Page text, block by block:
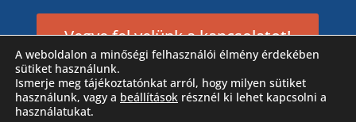
Vegye fel velünk a kapcsolatot!
A weboldalon a minőségi felhasználói élmény érdekében
sütiket használunk.
Ismerje meg tájékoztatónkat arról, hogy milyen sütiket
használunk, vagy a beállítások résznél ki lehet kapcsolni a
használatukat.